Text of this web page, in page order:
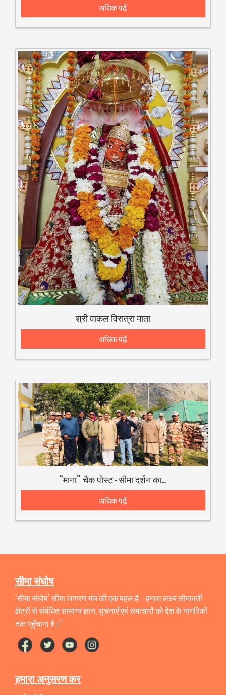
अधिक पढ़ें
श्री वाकल विरात्रा माता
अधिक पढ़ें
“माना” चैक पोस्ट – सीमा दर्शन कार्यक्रम
अधिक पढ़ें
सीमा संघोष
'सीमा संघोष’ सीमा जागरण मंच की एक पहल है। हमारा लक्ष्य सीमावर्ती
क्षेत्रों से संबंधित सामान्य ज्ञान, सूचनाएँ एवं समाचारों को देश के नागरिकों
तक पहुँचाना है।'
हमारा अनुसरण कर